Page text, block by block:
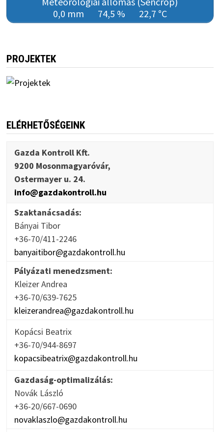
0,0 mm
74,5 % 22,7 °C
PROJEKTEK
ELÉRHETŐSÉGEINK
Gazda Kontroll Kft.
9200 Mosonmagyaróvár,
Ostermayer u. 24.
info@gazdakontroll.hu
Szaktanácsadás:
Bányai Tibor
+36-70/411-2246
banyaitibor@gazdakontroll.hu
Pályázati menedzsment:
Kleizer Andrea
+36-70/639-7625
kleizerandrea@gazdakontroll.hu
Kopácsi Beatrix
+36-70/944-8697
kopacsibeatrix@gazdakontroll.hu
Gazdaság-optimalizálás:
Novák László
+36-20/667-0690
novaklaszlo@gazdakontroll.hu